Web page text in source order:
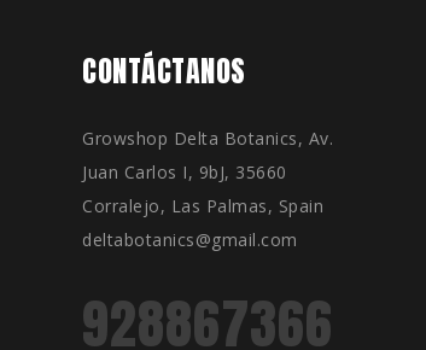
CONTÁCTANOS
Growshop Delta Botanics, Av.
Juan Carlos I, 9bJ, 35660
Corralejo, Las Palmas, Spain
deltabotanics@gmail.com
928867366